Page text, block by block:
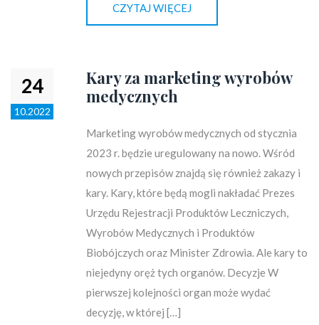
CZYTAJ WIĘCEJ
24
10.2022
Kary za marketing wyrobów
medycznych
Marketing wyrobów medycznych od stycznia
2023 r. będzie uregulowany na nowo. Wśród
nowych przepisów znajdą się również zakazy i
kary. Kary, które będą mogli nakładać Prezes
Urzędu Rejestracji Produktów Leczniczych,
Wyrobów Medycznych i Produktów
Biobójczych oraz Minister Zdrowia. Ale kary to
niejedyny oręż tych organów. Decyzje W
pierwszej kolejności organ może wydać
decyzję, w której […]